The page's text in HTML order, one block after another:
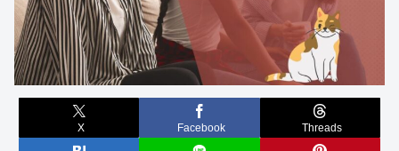
X Facebook Threads